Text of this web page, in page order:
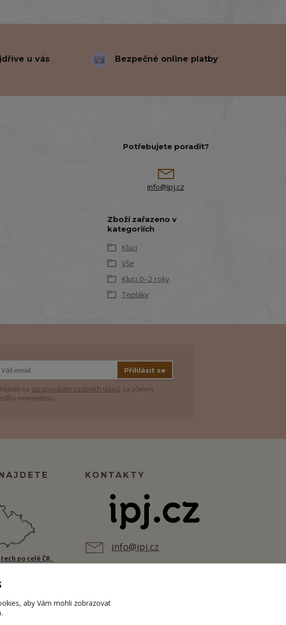
u vás Bezpečné online platby
Potřebujete poradit?
info@ipj.cz
Zboží zařazeno v
kategoriích
Kluci
Vše
Kluci 0–2 roky
Tepláky
Přihlásit se
se zpracováním osobních údajů za účelem
newsletteru.
po celé ČR.
KONTAKTY
info@ipj.cz
aby Vám mohli zobrazovat